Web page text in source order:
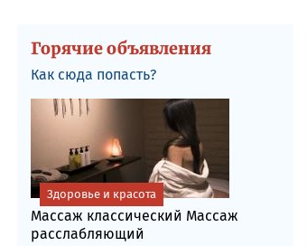
Горячие объявления
Как сюда попасть?
Массаж классический Массаж
расслабляющий
Здоровье и красота